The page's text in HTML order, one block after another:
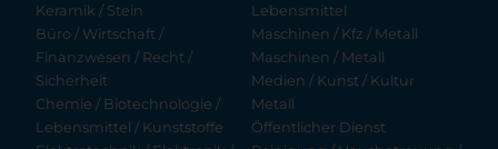
Keramik / Stein
Büro / Wirtschaft /
Finanzwesen / Recht /
Sicherheit
Chemie / Biotechnologie /
Lebensmittel / Kunststoffe
Lebensmittel
Maschinen / Kfz / Metall
Maschinen / Metall
Medien / Kunst / Kultur
Metall
Öffentlicher Dienst